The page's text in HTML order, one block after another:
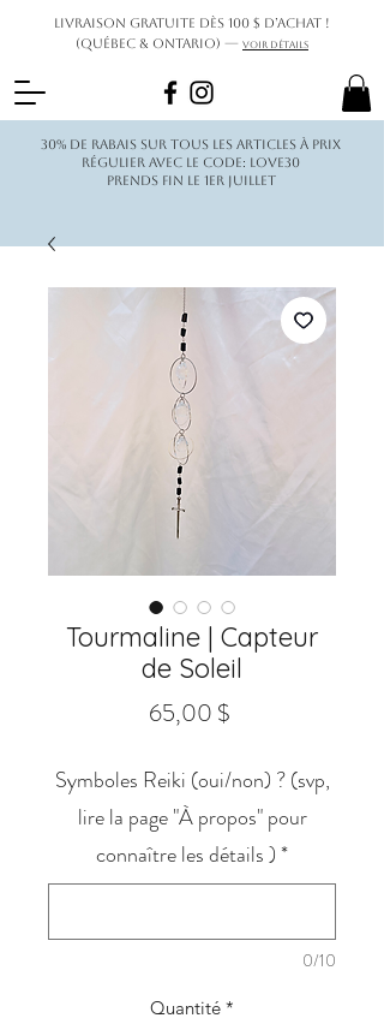
Livraison gratuite dès 100 $ d’achat !
(Québec & Ontario) — Voir détails
30% de rabais sur tous les articles à prix
régulier avec le code: love30
Prends fin le 1er juillet
Tourmaline | Capteur
de Soleil
65,00 $Prix
Symboles Reiki (oui/non) ? (svp,
lire la page "À propos" pour
connaître les détails )*
0/10
Quantité *